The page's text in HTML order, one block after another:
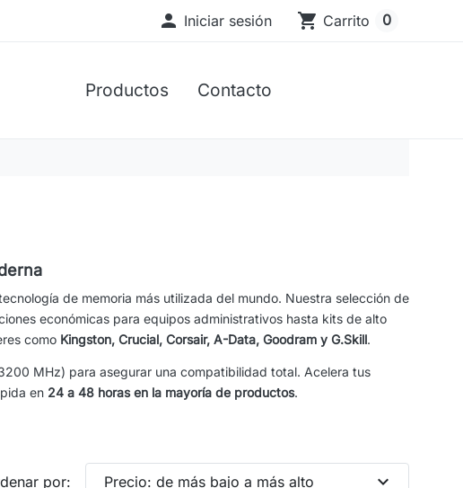
 Iniciar sesión shopping_cart Carrito 0
Productos Contacto
de memoria más utilizada del mundo. Nuestra selección de
económicas para equipos administrativos hasta kits de alto
como Kingston, Crucial, Corsair, A-Data, Goodram y G.Skill.
MHz) para asegurar una compatibilidad total. Acelera tus
en 24 a 48 horas en la mayoría de productos.
por: Precio: de más bajo a más alto expand_more